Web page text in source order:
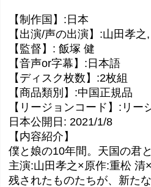
【制作国】:日本
【出演/声の出演】:山田孝
【監督】: 飯塚 健
【音声or字幕】:日本語
【ディスク枚数】:2枚組
【商品類別】:中国正規品
【リージョンコード】:リ
日本公開日: 2021/1/8
【内容紹介】
僕と娘の10年間。天国の君
主演:山田孝之×原作:重松 清
残されたものたちが、新た